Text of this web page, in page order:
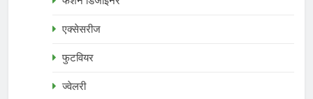
एक्सेसरीज
फुटवियर
ज्वेलरी